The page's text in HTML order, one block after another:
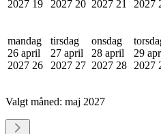
2027 19
2027 20 2027 21
2027
mandag
26 april
2027 26
tirsdag
27 april
2027 27
onsdag
28 april
2027 28
29
2027
Valgt måned: maj 2027